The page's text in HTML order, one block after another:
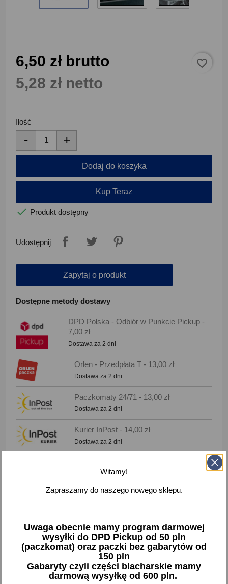
6,50 zł brutto
5,28 zł netto
Ilość
+
-
Dodaj do koszyka
Kup Teraz
favorite_border
 Produkt dostępny
Udostępnij
Zapytaj o produkt
Dostępne metody dostawy
DPD Polska - Odbiór w Punkcie Pickup -
7,00 zł
Dostawa za 2 dni
Orlen - Przedpłata T - 13,00 zł
Dostawa za 2 dni
Paczkomaty 24/71 - 13,00 zł
Dostawa za 2 dni
Kurier InPost - 14,00 zł
Dostawa za 2 dni
Dostawa za 2 dni
DPD - Pobranie - 20,00 zł
Odbiór osobisty - 0,00 zł
Dostawa za 1 dni
Towar wprowadzony do obrotu przed 13 grudnia 2024
Witamy!
Zapraszamy do naszego nowego sklepu.
Uwaga obecnie mamy program darmowej
wysyłki do DPD Pickup od 50 pln
(paczkomat) oraz paczki bez gabarytów od
150 pln
Gabaryty czyli części blacharskie mamy
darmową wysyłkę od 600 pln.